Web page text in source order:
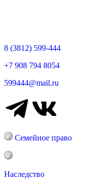
8 (3812) 599-444
+7 908 794 8054
599444@mail.ru
Семейное право
Наследство